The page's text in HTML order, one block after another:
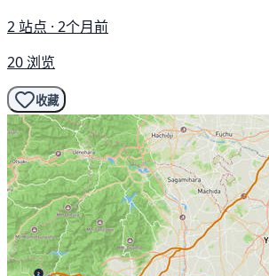
2 站点 · 2个月前
20 浏览
收藏